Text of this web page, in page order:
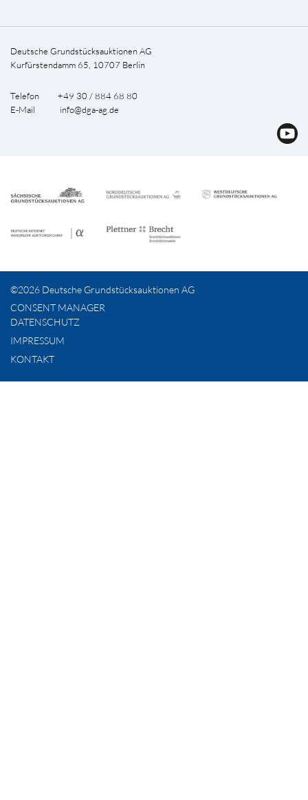
Deutsche Grundstücksauktionen AG
Kurfürstendamm 65, 10707 Berlin
Telefon +49 30 / 884 68 80
E-Mail info@dga-ag.de
©2026 Deutsche Grundstücksauktionen AG
CONSENT MANAGER
DATENSCHUTZ
IMPRESSUM
KONTAKT